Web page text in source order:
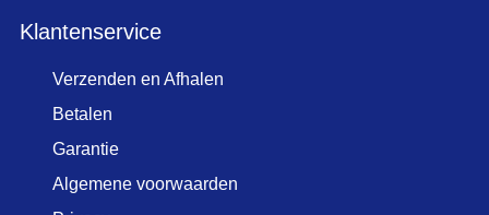
Klantenservice
Verzenden en Afhalen
Betalen
Garantie
Algemene voorwaarden